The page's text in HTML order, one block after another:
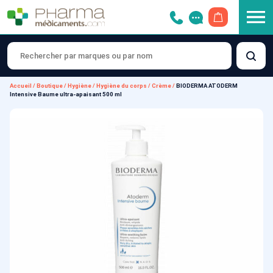
Accueil / Boutique/ Hygiène/ Hygiène du corps /Crème/ BIODERMA ATODERM
Intensive Baume ultra-apaisant 500 ml